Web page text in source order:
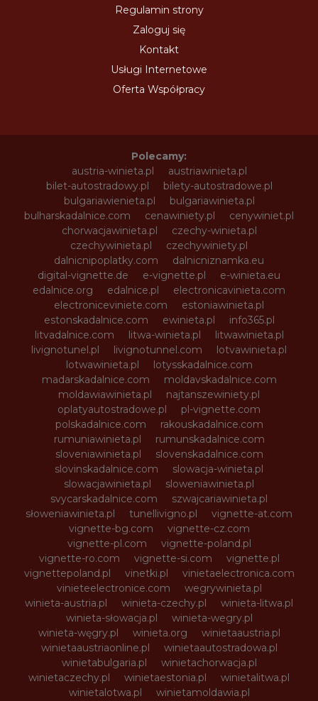
Regulamin strony
Zaloguj się
Kontakt
Usługi Internetowe
Oferta Współpracy
Polecamy:
austria-winieta.pl
austriawinieta.pl
bilet-autostradowy.pl
bilety-autostradowe.pl
bulgariawienieta.pl
bulgariawinieta.pl
bulharskadalnice.com
cenawiniety.pl
cenywiniet.pl
chorwacjawinieta.pl
czechy-winieta.pl
czechywinieta.pl
czechywiniety.pl
dalnicnipoplatky.com
dalnicniznamka.eu
digital-vignette.de
e-vignette.pl
e-winieta.eu
edalnice.org
edalnice.pl
electronicavinieta.com
electroniceviniete.com
estoniawinieta.pl
estonskadalnice.com
ewinieta.pl
info365.pl
litvadalnice.com
litwa-winieta.pl
litwawinieta.pl
livignotunel.pl
livignotunnel.com
lotvawinieta.pl
lotwawinieta.pl
lotysskadalnice.com
madarskadalnice.com
moldavskadalnice.com
moldawiawinieta.pl
najtanszewiniety.pl
oplatyautostradowe.pl
pl-vignette.com
polskadalnice.com
rakouskadalnice.com
rumuniawinieta.pl
rumunskadalnice.com
sloveniawinieta.pl
slovenskadalnice.com
slovinskadalnice.com
slowacja-winieta.pl
slowacjawinieta.pl
sloweniawinieta.pl
svycarskadalnice.com
szwajcariawinieta.pl
słoweniawinieta.pl
tunellivigno.pl
vignette-at.com
vignette-bg.com
vignette-cz.com
vignette-pl.com
vignette-poland.pl
vignette-ro.com
vignette-si.com
vignette.pl
vignettepoland.pl
vinetki.pl
vinietaelectronica.com
vinieteelectronice.com
wegrywinieta.pl
winieta-austria.pl
winieta-czechy.pl
winieta-litwa.pl
winieta-słowacja.pl
winieta-wegry.pl
winieta-węgry.pl
winieta.org
winietaaustria.pl
winietaaustriaonline.pl
winietaautostradowa.pl
winietabulgaria.pl
winietachorwacja.pl
winietaczechy.pl
winietaestonia.pl
winietalitwa.pl
winietalotwa.pl
winietamoldawia.pl